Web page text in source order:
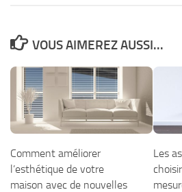
VOUS AIMEREZ AUSSI...
Comment améliorer
l’esthétique de votre
maison avec de nouvelles
Les